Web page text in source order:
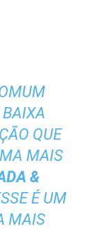
BAIXA
QUE
MAIS
&
É UM
MAIS